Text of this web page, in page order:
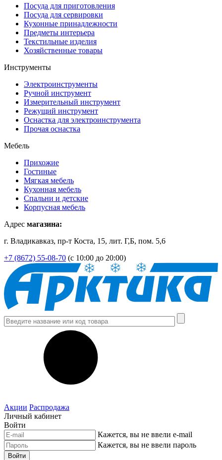
Посуда для приготовления
Посуда для сервировки
Кухонные принадлежности
Предметы интерьера
Текстильные изделия
Хозяйственные товары
Инструменты
Электроинструменты
Ручной инструмент
Измерительный инструмент
Режущий инструмент
Оснастка для электроинструмента
Прочая оснастка
Мебель
Прихожие
Гостиные
Мягкая мебель
Кухонная мебель
Спальни и детские
Корпусная мебель
Адрес магазина:
г. Владикавказ, пр-т Коста, 15, лит. Г,Б, пом. 5,6
+7 (8672) 55-08-70 (с 10:00 до 20:00)
Акции Распродажа
Личный кабинет
Войти
Кажется, вы не ввели e-mail
Кажется, вы не ввели пароль
Войти